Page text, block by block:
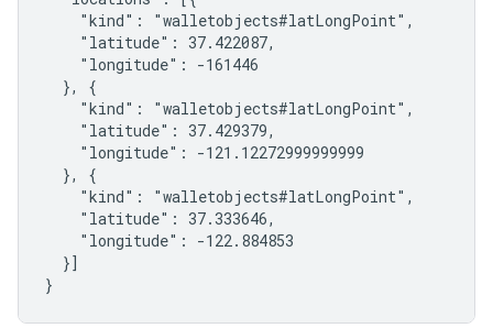
    "kind": "walletobjects#latLongPoint",
    "latitude": 37.422087,
    "longitude": -161446
  }, {
    "kind": "walletobjects#latLongPoint",
    "latitude": 37.429379,
    "longitude": -121.12272999999999
  }, {
    "kind": "walletobjects#latLongPoint",
    "latitude": 37.333646,
    "longitude": -122.884853
  }]
}